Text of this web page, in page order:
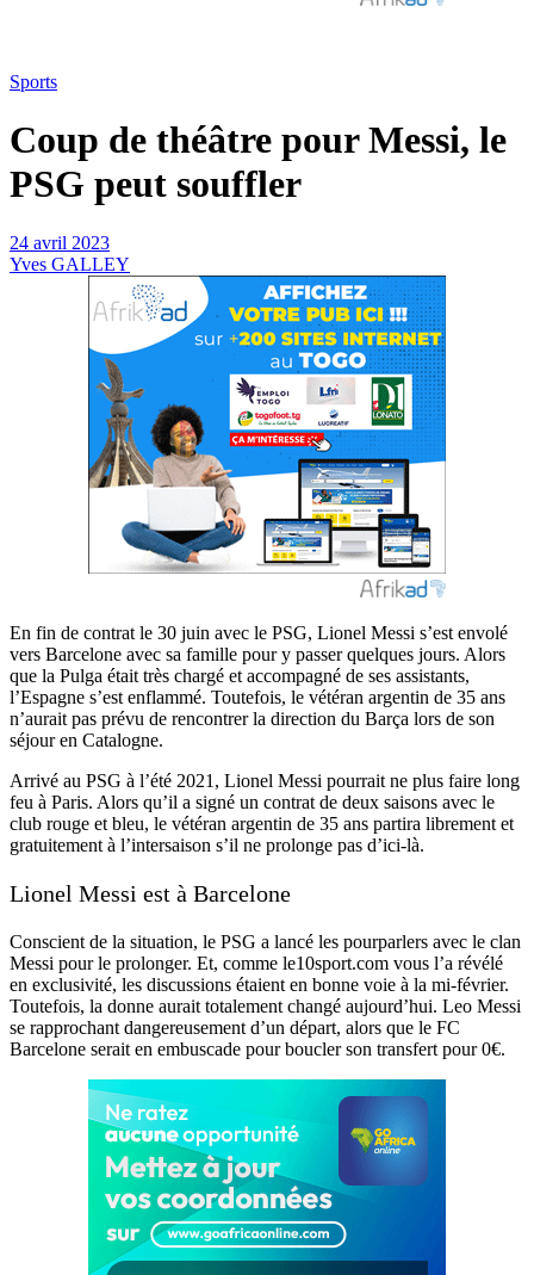
Sports
Coup de théâtre pour Messi, le
PSG peut souffler
24 avril 2023
Yves GALLEY
En fin de contrat le 30 juin avec le PSG, Lionel Messi s’est envolé
vers Barcelone avec sa famille pour y passer quelques jours. Alors
que la Pulga était très chargé et accompagné de ses assistants,
l’Espagne s’est enflammé. Toutefois, le vétéran argentin de 35 ans
n’aurait pas prévu de rencontrer la direction du Barça lors de son
séjour en Catalogne.
Arrivé au PSG à l’été 2021, Lionel Messi pourrait ne plus faire long
feu à Paris. Alors qu’il a signé un contrat de deux saisons avec le
club rouge et bleu, le vétéran argentin de 35 ans partira librement et
gratuitement à l’intersaison s’il ne prolonge pas d’ici-là.
Lionel Messi est à Barcelone
Conscient de la situation, le PSG a lancé les pourparlers avec le clan
Messi pour le prolonger. Et, comme le10sport.com vous l’a révélé
en exclusivité, les discussions étaient en bonne voie à la mi-février.
Toutefois, la donne aurait totalement changé aujourd’hui. Leo Messi
se rapprochant dangereusement d’un départ, alors que le FC
Barcelone serait en embuscade pour boucler son transfert pour 0€.